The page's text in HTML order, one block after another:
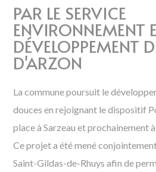
PAR LE SERVICE
ENVIRONNEMENT
DÉVELOPPEMENT
D'ARZON
La commune poursuit le
douces en rejoignant le dispositif
place à Sarzeau et prochainement
Ce projet a été mené
Saint-Gildas-de-Rhuys afin de